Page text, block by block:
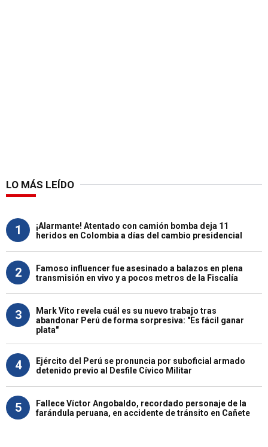
LO MÁS LEÍDO
1
¡Alarmante! Atentado con camión bomba deja 11
heridos en Colombia a días del cambio presidencial
2
Famoso influencer fue asesinado a balazos en plena
transmisión en vivo y a pocos metros de la Fiscalía
3
Mark Vito revela cuál es su nuevo trabajo tras
abandonar Perú de forma sorpresiva: "Es fácil ganar
plata"
4
Ejército del Perú se pronuncia por suboficial armado
detenido previo al Desfile Cívico Militar
5
Fallece Víctor Angobaldo, recordado personaje de la
farándula peruana, en accidente de tránsito en Cañete